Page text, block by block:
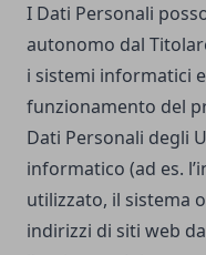
I Dati Personali
autonomo dal
i sistemi informatici
funzionamento del
Dati Personali degli
informatico (ad es.
utilizzato, il sistema
indirizzi di siti web